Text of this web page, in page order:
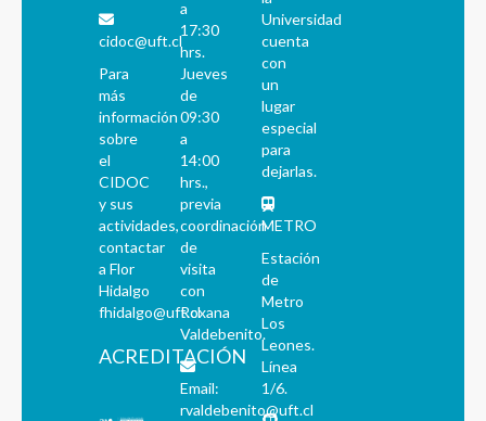
cidoc@uft.cl
Para
más
información
sobre
el
CIDOC
y sus
actividades,
contactar
a Flor
Hidalgo
fhidalgo@uft.cl
ACREDITACIÓN
a
17:30
hrs.
Jueves
de
09:30
a
14:00
hrs.,
previa
coordinación
de
visita
con
Roxana
Valdebenito.
Email:
rvaldebenito@uft.cl
Universidad
cuenta
con
un
lugar
especial
para
dejarlas.
METRO
Estación
de
Metro
Los
Leones.
Línea
1/6.